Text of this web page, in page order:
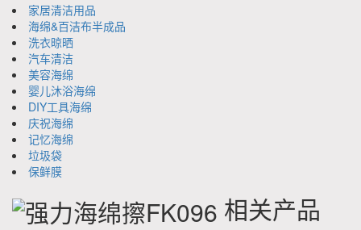
家居清洁用品
海绵&百洁布半成品
洗衣晾晒
汽车清洁
美容海绵
婴儿沐浴海绵
DIY工具海绵
庆祝海绵
记忆海绵
垃圾袋
保鲜膜
相关产品